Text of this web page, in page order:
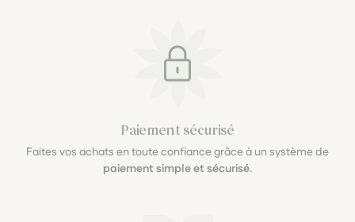
Paiement sécurisé
Faites vos achats en toute confiance grâce à un système de
paiement simple et sécurisé.